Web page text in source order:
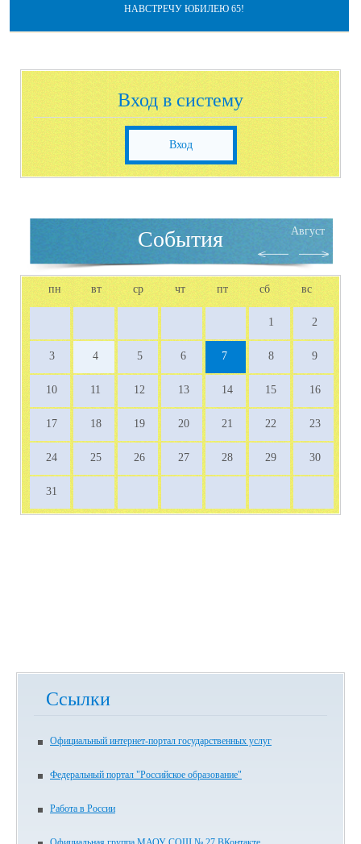
НАВСТРЕЧУ ЮБИЛЕЮ 65!
Вход в систему
Вход
События Август
пн вт ср чт пт сб вс
1 2
3 4 5 6 7 8 9
10 11 12 13 14 15 16
17 18 19 20 21 22 23
24 25 26 27 28 29 30
31
Ссылки
Официальный интернет-портал государственных услуг
Федеральный портал "Российское образование"
Работа в России